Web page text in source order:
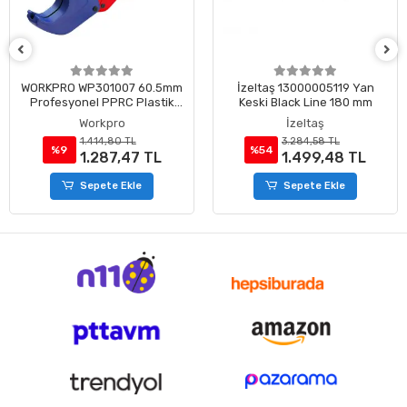
WORKPRO WP301007 60.5mm
Profesyonel PPRC Plastik
Boru Kesme Makası
Workpro
%9
1.414,80 TL
1.287,47 TL
Sepete Ekle
İzeltaş 13000005119 Yan
Keski Black Line 180 mm
İzeltaş
%54
3.284,58 TL
1.499,48 TL
Sepete Ekle